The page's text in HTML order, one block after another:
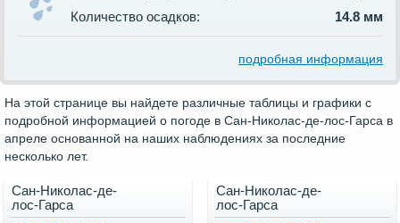
Количество осадков:
14.8 мм
подробная информация
На этой странице вы найдете различные таблицы и графики с
подробной информацией о погоде в Сан-Николас-де-лос-Гарса в
апреле основанной на наших наблюдениях за последние
несколько лет.
Сан-Николас-де-
лос-Гарса
Сан-Николас-де-
лос-Гарса